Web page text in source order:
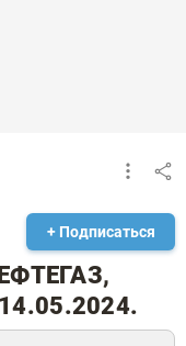
+ Подписаться